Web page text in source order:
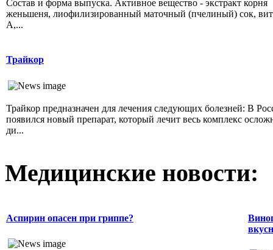
Состав и форма выпуска. Активное вещество - экстракт корня
женьшеня, лиофилизированный маточный (пчелиный) сок,
А,...
Трайкор
Трайкор предназначен для лечения следующих болезней: В
появился новый препарат, который лечит весь комплекс
ди...
Медицинские новости:
Аспирин опасен при гриппе?